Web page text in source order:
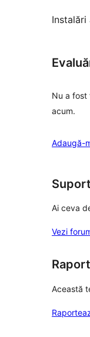
Instalări
Nu a fost
acum.
Adaugă-
Suport
Ai ceva
Vezi
Această